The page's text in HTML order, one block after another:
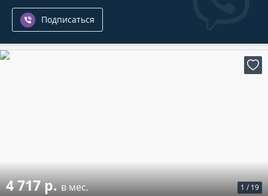
Подписаться
1 / 19
4 717 р.в мес.